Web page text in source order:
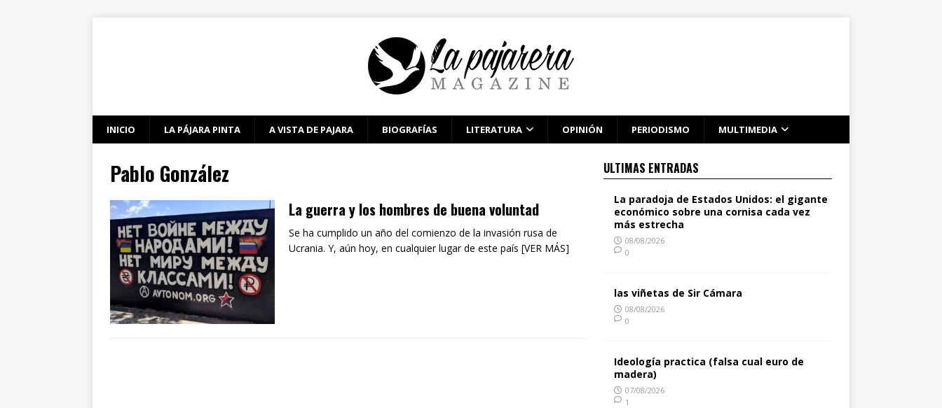
INICIO LA PÁJARA PINTA A VISTA DE PAJARA BIOGRAFÍAS LITERATURA OPINIÓN PERIODISMO MULTIMEDIA
Pablo González
La guerra y los hombres de buena voluntad
Se ha cumplido un año del comienzo de la invasión rusa de
Ucrania. Y, aún hoy, en cualquier lugar de este país [VER MÁS]
ULTIMAS ENTRADAS
La paradoja de Estados Unidos: el gigante
económico sobre una cornisa cada vez
más estrecha
08/08/2026
0
las viñetas de Sir Cámara
08/08/2026
0
Ideología practica (falsa cual euro de
madera)
07/08/2026
1